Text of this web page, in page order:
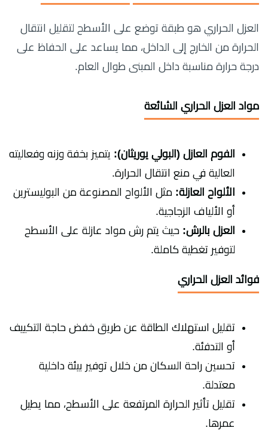
العزل الحراري هو طبقة توضع على الأسطح لتقليل انتقال
الحرارة من الخارج إلى الداخل، مما يساعد على الحفاظ على
درجة حرارة مناسبة داخل المبنى طوال العام.
مواد العزل الحراري الشائعة
الفوم العازل (البولي يوريثان): يتميز بخفة وزنه وفعاليته
العالية في منع انتقال الحرارة.
الألواح العازلة: مثل الألواح المصنوعة من البوليسترين
أو الألياف الزجاجية.
العزل بالرش: حيث يتم رش مواد عازلة على الأسطح
لتوفير تغطية كاملة.
فوائد العزل الحراري
تقليل استهلاك الطاقة عن طريق خفض حاجة التكييف
أو التدفئة.
تحسين راحة السكان من خلال توفير بيئة داخلية
معتدلة.
تقليل تأثير الحرارة المرتفعة على الأسطح، مما يطيل
عمرها.